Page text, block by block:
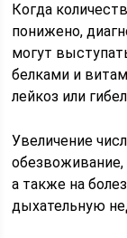
Когда
понижено,
могут
белками и
лейкоз или
Увеличение
обезвоживание,
а также на
дыхательную